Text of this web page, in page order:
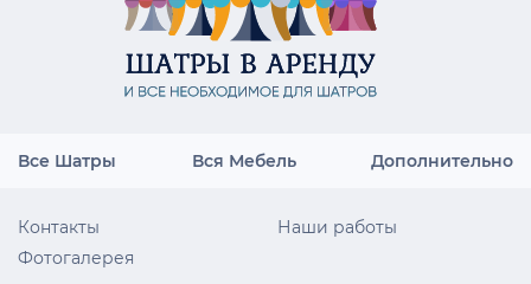
Все Шатры Вся Мебель Дополнительно
Контакты
Наши работы
Фотогалерея